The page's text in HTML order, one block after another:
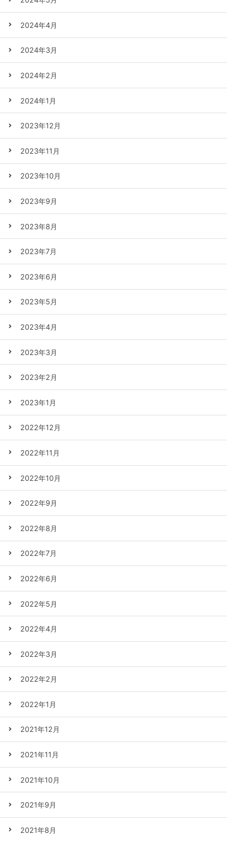
2024年4月
2024年3月
2024年2月
2024年1月
2023年12月
2023年11月
2023年10月
2023年9月
2023年8月
2023年7月
2023年6月
2023年5月
2023年4月
2023年3月
2023年2月
2023年1月
2022年12月
2022年11月
2022年10月
2022年9月
2022年8月
2022年7月
2022年6月
2022年5月
2022年4月
2022年3月
2022年2月
2022年1月
2021年12月
2021年11月
2021年10月
2021年9月
2021年8月